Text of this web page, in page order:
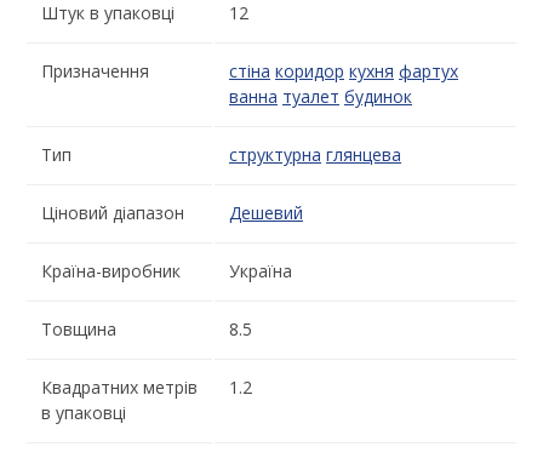
Штук в упаковці 12
Призначення стіна коридор кухня фартух
ванна туалет будинок
Тип структурна глянцева
Ціновий діапазон Дешевий
Країна-виробник Україна
Товщина 8.5
Квадратних метрів
в упаковці
1.2